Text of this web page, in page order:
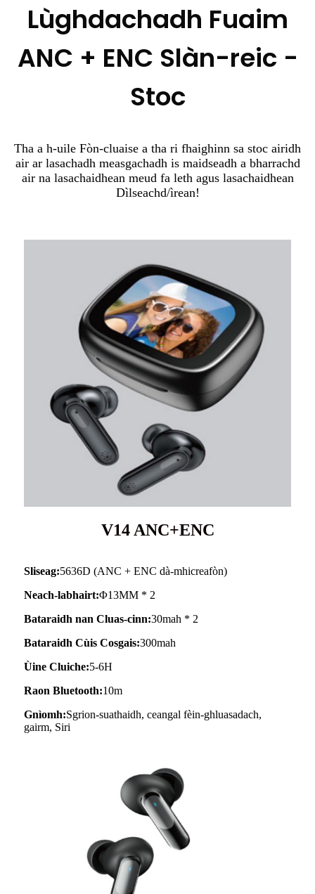
Lùghdachadh Fuaim
ANC + ENC Slàn-reic -
Stoc
Tha a h-uile Fòn-cluaise a tha ri fhaighinn sa stoc airidh
air ar lasachadh measgachadh is maidseadh a bharrachd
air na lasachaidhean meud fa leth agus lasachaidhean
Dìlseachd/ìrean!
V14 ANC+ENC
Sliseag:5636D (ANC + ENC dà-mhicreafòn)
Neach-labhairt:Φ13MM * 2
Bataraidh nan Cluas-cinn:30mah * 2
Bataraidh Cùis Cosgais:300mah
Ùine Cluiche:5-6H
Raon Bluetooth:10m
Gnìomh:Sgrion-suathaidh, ceangal fèin-ghluasadach,
gairm, Siri